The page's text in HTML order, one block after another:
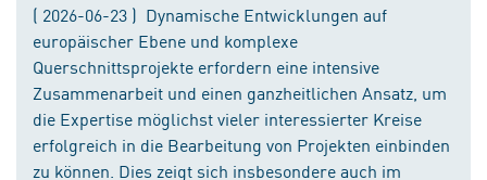
( 2026-06-23 ) Dynamische Entwicklungen auf
europäischer Ebene und komplexe
Querschnittsprojekte erfordern eine intensive
Zusammenarbeit und einen ganzheitlichen Ansatz, um
die Expertise möglichst vieler interessierter Kreise
erfolgreich in die Bearbeitung von Projekten einbinden
zu können. Dies zeigt sich insbesondere auch im